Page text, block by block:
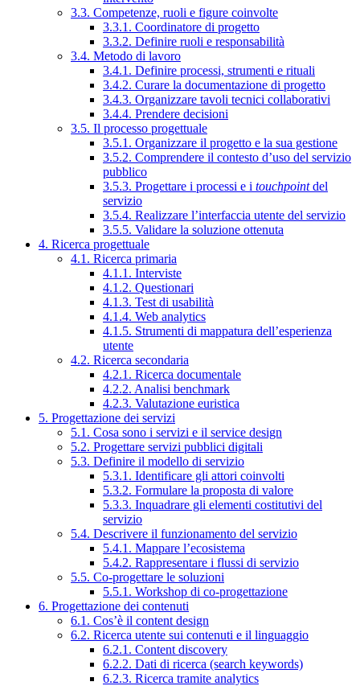
3.3. Competenze, ruoli e figure coinvolte
3.3.1. Coordinatore di progetto
3.3.2. Definire ruoli e responsabilità
3.4. Metodo di lavoro
3.4.1. Definire processi, strumenti e rituali
3.4.2. Curare la documentazione di progetto
3.4.3. Organizzare tavoli tecnici collaborativi
3.4.4. Prendere decisioni
3.5. Il processo progettuale
3.5.1. Organizzare il progetto e la sua gestione
3.5.2. Comprendere il contesto d’uso del servizio
pubblico
3.5.3. Progettare i processi e i touchpointdel
servizio
3.5.4. Realizzare l’interfaccia utente del servizio
3.5.5. Validare la soluzione ottenuta
4. Ricerca progettuale
4.1. Ricerca primaria
4.1.1. Interviste
4.1.2. Questionari
4.1.3. Test di usabilità
4.1.4. Web analytics
4.1.5. Strumenti di mappatura dell’esperienza
utente
4.2. Ricerca secondaria
4.2.1. Ricerca documentale
4.2.2. Analisi benchmark
4.2.3. Valutazione euristica
5. Progettazione dei servizi
5.1. Cosa sono i servizi e il service design
5.2. Progettare servizi pubblici digitali
5.3. Definire il modello di servizio
5.3.1. Identificare gli attori coinvolti
5.3.2. Formulare la proposta di valore
5.3.3. Inquadrare gli elementi costitutivi del
servizio
5.4. Descrivere il funzionamento del servizio
5.4.1. Mappare l’ecosistema
5.4.2. Rappresentare i flussi di servizio
5.5. Co-progettare le soluzioni
5.5.1. Workshop di co-progettazione
6. Progettazione dei contenuti
6.1. Cos’è il content design
6.2. Ricerca utente sui contenuti e il linguaggio
6.2.1. Content discovery
6.2.2. Dati di ricerca (search keywords)
6.2.3. Ricerca tramite analytics